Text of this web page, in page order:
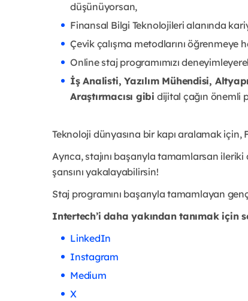
düşünüyorsan,
Finansal Bilgi Teknolojileri alanında
Çevik çalışma metodlarını öğrenmeye
Online staj programımızı
İş Analisti, Yazılım Mühendisi,
Araştırmacısı gibi dijital çağın önemli
Teknoloji dünyasına bir kapı aralamak için,
Ayrıca, stajını başarıyla tamamlarsan
şansını yakalayabilirsin!
Staj programını başarıyla tamamlayan
Intertech’i daha yakından tanımak için
LinkedIn
Instagram
Medium
X